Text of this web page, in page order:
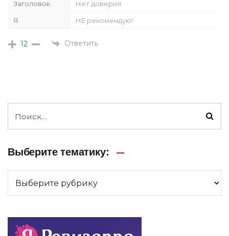
Заголовок Нет доверия
Я НЕ рекомендую!
12 Ответить
Выберите тематику: